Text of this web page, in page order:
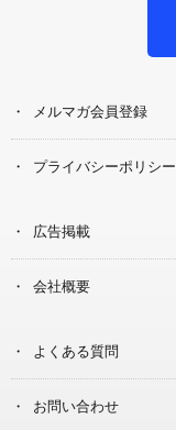
メルマガ会員登録
プライバシーポリシー
広告掲載
会社概要
よくある質問
お問い合わせ